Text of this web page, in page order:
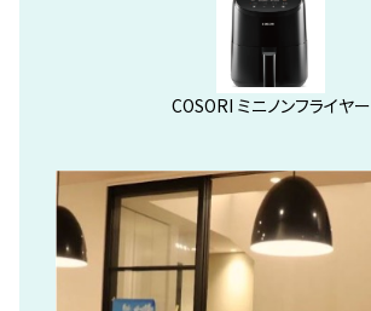
COSORI ミニノンフライヤー